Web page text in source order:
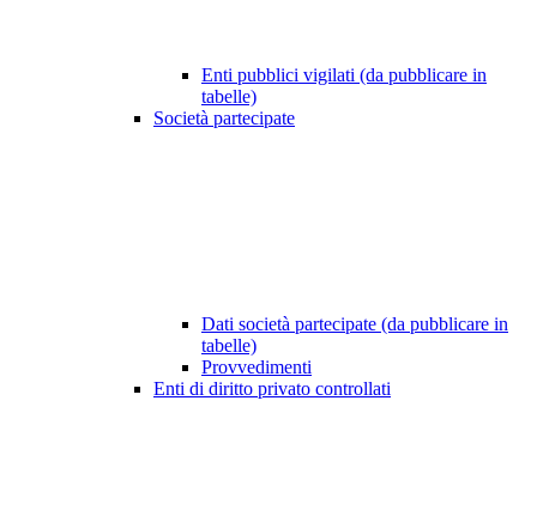
Enti pubblici vigilati (da pubblicare in
tabelle)
Società partecipate
Dati società partecipate (da pubblicare in
tabelle)
Provvedimenti
Enti di diritto privato controllati